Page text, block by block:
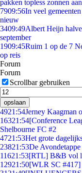
pakken topless zonnen aan
7909:56In veel
nieuw
3409:49Albert Heijn
september
1909:45Ruim 1 op de 7
op reis
Forum
Forum
Scrollbar gebruiken
opslaan
4921:54Jerney Kaagman
16321:54[Conference
Shelbourne FC #2
4721:53Het grote
23821:53De
11621:53[RTL] B&B vol
12921:50[WLR SC #417]